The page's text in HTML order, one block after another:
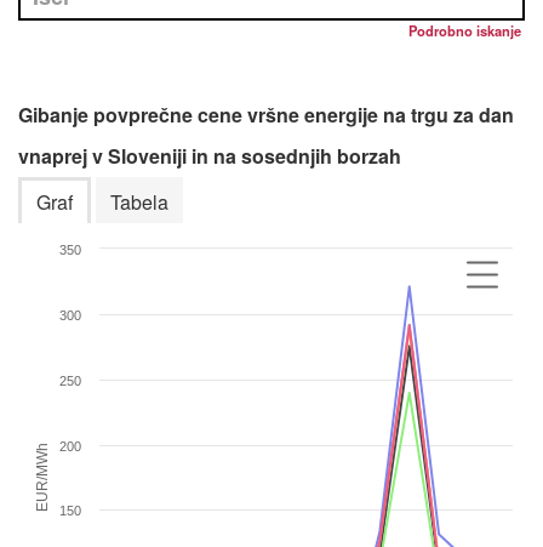
Podrobno iskanje
Gibanje povprečne cene vršne energije na trgu za dan
vnaprej v Sloveniji in na sosednjih borzah
Graf
Tabela
EUR/MWh 150
200
250
300
350